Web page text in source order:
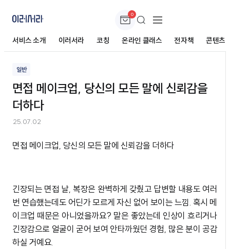
0
서비스 소개 이러서라 코칭 온라인 클래스 전자책 콘텐츠
면접 메이크업, 당신의 모든 말에 신뢰감을 더하다
일반
면접 메이크업, 당신의 모든 말에 신뢰감을
더하다
25.07.02
면접 메이크업, 당신의 모든 말에 신뢰감을 더하다
긴장되는 면접 날, 복장은 완벽하게 갖췄고 답변할 내용도 여러
번 연습했는데도 어딘가 모르게 자신 없어 보이는 느낌. 혹시 메
이크업 때문은 아니었을까요? 말은 좋았는데 인상이 흐리거나
긴장감으로 얼굴이 굳어 보여 안타까웠던 경험, 많은 분이 공감
하실 거예요.